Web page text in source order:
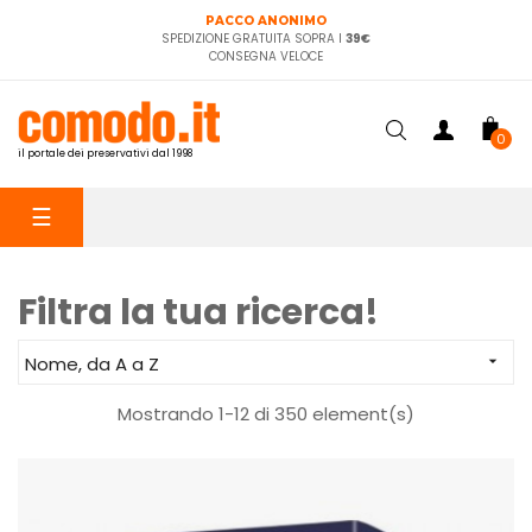
PACCO ANONIMO
SPEDIZIONE GRATUITA SOPRA I 39€
CONSEGNA VELOCE
il portale dei preservativi dal 1998
0
navigazione
☰
Filtra la tua ricerca!
Nome, da A a Z 
Mostrando 1-12 di 350 element(s)